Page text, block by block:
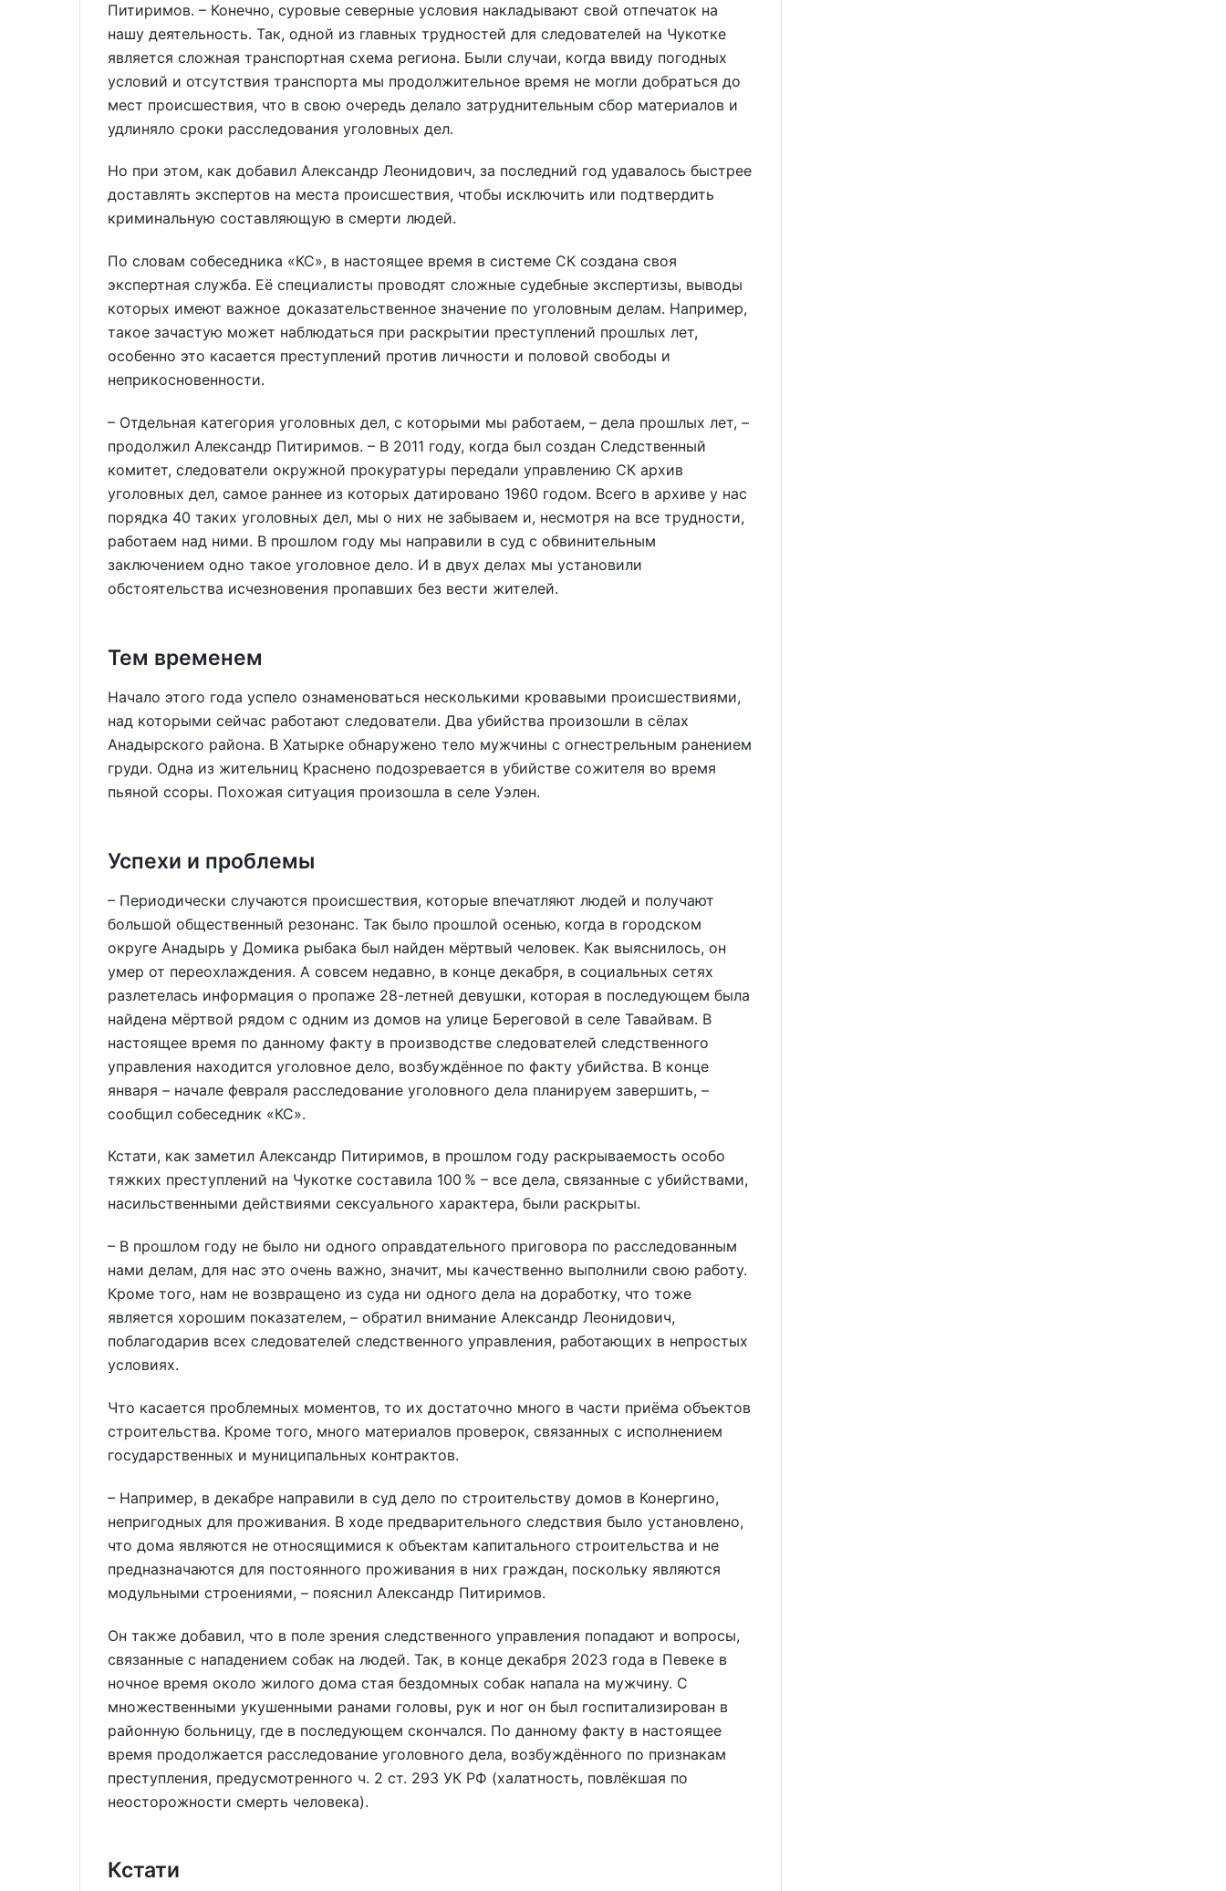
Питиримов. – Конечно, суровые северные условия накладывают свой отпечаток на
нашу деятельность. Так, одной из главных трудностей для следователей на Чукотке
является сложная транспортная схема региона. Были случаи, когда ввиду погодных
условий и отсутствия транспорта мы продолжительное время не могли добраться до
мест происшествия, что в свою очередь делало затруднительным сбор материалов и
удлиняло сроки расследования уголовных дел.
Но при этом, как добавил Александр Леонидович, за последний год удавалось быстрее
доставлять экспертов на места происшествия, чтобы исключить или подтвердить
криминальную составляющую в смерти людей.
По словам собеседника «КС», в настоящее время в системе СК создана своя
экспертная служба. Её специалисты проводят сложные судебные экспертизы, выводы
которых имеют важное доказательственное значение по уголовным делам. Например,
такое зачастую может наблюдаться при раскрытии преступлений прошлых лет,
особенно это касается преступлений против личности и половой свободы и
неприкосновенности.
– Отдельная категория уголовных дел, с которыми мы работаем, – дела прошлых лет, –
продолжил Александр Питиримов. – В 2011 году, когда был создан Следственный
комитет, следователи окружной прокуратуры передали управлению СК архив
уголовных дел, самое раннее из которых датировано 1960 годом. Всего в архиве у нас
порядка 40 таких уголовных дел, мы о них не забываем и, несмотря на все трудности,
работаем над ними. В прошлом году мы направили в суд с обвинительным
заключением одно такое уголовное дело. И в двух делах мы установили
обстоятельства исчезновения пропавших без вести жителей.
Тем временем
Начало этого года успело ознаменоваться несколькими кровавыми происшествиями,
над которыми сейчас работают следователи. Два убийства произошли в сёлах
Анадырского района. В Хатырке обнаружено тело мужчины с огнестрельным ранением
груди. Одна из жительниц Краснено подозревается в убийстве сожителя во время
пьяной ссоры. Похожая ситуация произошла в селе Уэлен.
Успехи и проблемы
– Периодически случаются происшествия, которые впечатляют людей и получают
большой общественный резонанс. Так было прошлой осенью, когда в городском
округе Анадырь у Домика рыбака был найден мёртвый человек. Как выяснилось, он
умер от переохлаждения. А совсем недавно, в конце декабря, в социальных сетях
разлетелась информация о пропаже 28-летней девушки, которая в последующем была
найдена мёртвой рядом с одним из домов на улице Береговой в селе Тавайвам. В
настоящее время по данному факту в производстве следователей следственного
управления находится уголовное дело, возбуждённое по факту убийства. В конце
января – начале февраля расследование уголовного дела планируем завершить, –
сообщил собеседник «КС».
Кстати, как заметил Александр Питиримов, в прошлом году раскрываемость особо
тяжких преступлений на Чукотке составила 100 % – все дела, связанные с убийствами,
насильственными действиями сексуального характера, были раскрыты.
– В прошлом году не было ни одного оправдательного приговора по расследованным
нами делам, для нас это очень важно, значит, мы качественно выполнили свою работу.
Кроме того, нам не возвращено из суда ни одного дела на доработку, что тоже
является хорошим показателем, – обратил внимание Александр Леонидович,
поблагодарив всех следователей следственного управления, работающих в непростых
условиях.
Что касается проблемных моментов, то их достаточно много в части приёма объектов
строительства. Кроме того, много материалов проверок, связанных с исполнением
государственных и муниципальных контрактов.
– Например, в декабре направили в суд дело по строительству домов в Конергино,
непригодных для проживания. В ходе предварительного следствия было установлено,
что дома являются не относящимися к объектам капитального строительства и не
предназначаются для постоянного проживания в них граждан, поскольку являются
модульными строениями, – пояснил Александр Питиримов.
Он также добавил, что в поле зрения следственного управления попадают и вопросы,
связанные с нападением собак на людей. Так, в конце декабря 2023 года в Певеке в
ночное время около жилого дома стая бездомных собак напала на мужчину. С
множественными укушенными ранами головы, рук и ног он был госпитализирован в
районную больницу, где в последующем скончался. По данному факту в настоящее
время продолжается расследование уголовного дела, возбуждённого по признакам
преступления, предусмотренного ч. 2 ст. 293 УК РФ (халатность, повлёкшая по
неосторожности смерть человека).
Кстати